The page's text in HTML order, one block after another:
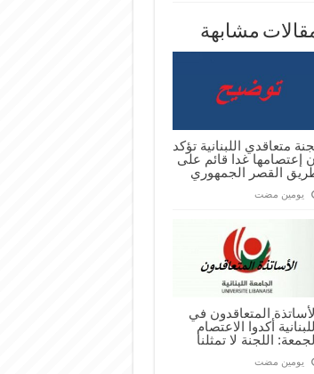
مشابهة
متعاقدي اللبنانية تؤكد
إعتصامها غدا قائم على
القصر الجمهوري
‏يومين مضت
المتعاقدون في
أكدوا الاعتصام
اللجنة لا تمثلنا
‏يومين مضت